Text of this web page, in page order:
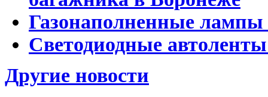
Газонаполненные
Светодиодные
Другие новости